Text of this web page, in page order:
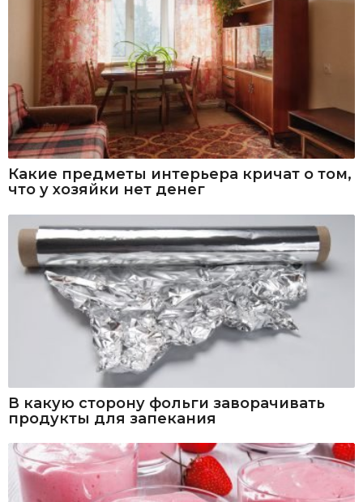
Какие предметы интерьера кричат о том,
что у хозяйки нет денег
В какую сторону фольги заворачивать
продукты для запекания